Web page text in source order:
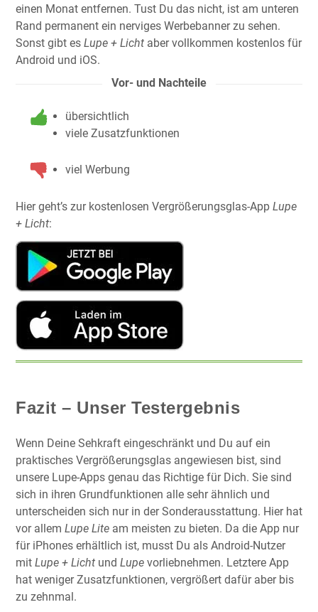
einen Monat entfernen. Tust Du das nicht, ist am unteren
Rand permanent ein nerviges Werbebanner zu sehen.
Sonst gibt es Lupe + Licht aber vollkommen kostenlos für
Android und iOS.
Vor- und Nachteile
übersichtlich
viele Zusatzfunktionen
viel Werbung
Hier geht’s zur kostenlosen Vergrößerungsglas-App Lupe
+ Licht:
Fazit – Unser Testergebnis
Wenn Deine Sehkraft eingeschränkt und Du auf ein
praktisches Vergrößerungsglas angewiesen bist, sind
unsere Lupe-Apps genau das Richtige für Dich. Sie sind
sich in ihren Grundfunktionen alle sehr ähnlich und
unterscheiden sich nur in der Sonderausstattung. Hier hat
vor allem Lupe Lite am meisten zu bieten. Da die App nur
für iPhones erhältlich ist, musst Du als Android-Nutzer
mit Lupe + Licht und Lupe vorliebnehmen. Letztere App
hat weniger Zusatzfunktionen, vergrößert dafür aber bis
zu zehnmal.